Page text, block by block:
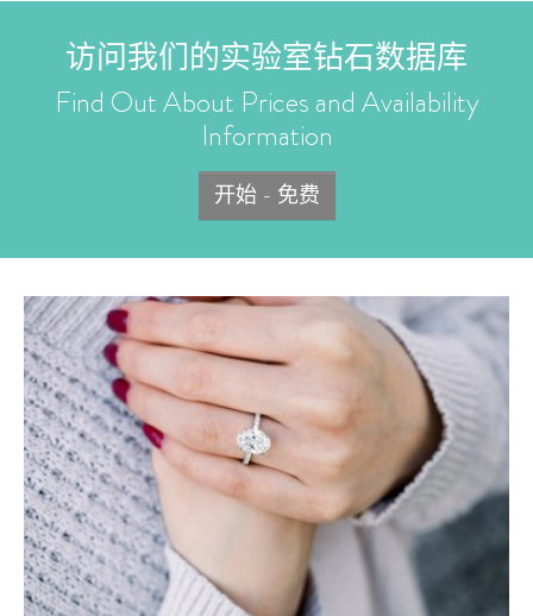
访问我们的实验室钻石数据库
Find Out About Prices and Availability
Information
开始 - 免费